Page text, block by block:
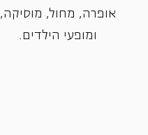
אופרה, ‏מחול, ‏מוסיקה,
ומופעי הילדים.